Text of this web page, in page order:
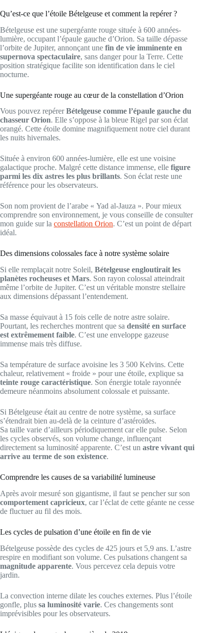
Qu’est-ce que l’étoile Bételgeuse et comment la repérer ?
Bételgeuse est une supergéante rouge située à 600 années-
lumière, occupant l’épaule gauche d’Orion. Sa taille dépasse
l’orbite de Jupiter, annonçant une fin de vie imminente en
supernova spectaculaire, sans danger pour la Terre. Cette
position stratégique facilite son identification dans le ciel
nocturne.
Une supergéante rouge au cœur de la constellation d’Orion
Vous pouvez repérerBételgeuse comme l’épaule gauche du
chasseur Orion. Elle s’oppose à la bleue Rigel par son éclat
orangé. Cette étoile domine magnifiquement notre ciel durant
les nuits hivernales.
Située à environ 600 années-lumière, elle est une voisine
galactique proche. Malgré cette distance immense, elle figure
parmi les dix astres les plus brillants. Son éclat reste une
référence pour les observateurs.
Son nom provient de l’arabe « Yad al-Jauza ». Pour mieux
comprendre son environnement, je vous conseille de consulter
mon guide sur la constellation Orion. C’est un point de départ
idéal.
Des dimensions colossales face à notre système solaire
Si elle remplaçait notre Soleil, Bételgeuse engloutirait les
planètes rocheuses et Mars. Son rayon colossal atteindrait
même l’orbite de Jupiter. C’est un véritable monstre stellaire
aux dimensions dépassant l’entendement.
Sa masse équivaut à 15 fois celle de notre astre solaire.
Pourtant, les recherches montrent que sa densité en surface
est extrêmement faible. C’est une enveloppe gazeuse
immense mais très diffuse.
Sa température de surface avoisine les 3 500 Kelvins. Cette
chaleur, relativement « froide » pour une étoile, explique sa
teinte rouge caractéristique. Son énergie totale rayonnée
demeure néanmoins absolument colossale et puissante.
Si Bételgeuse était au centre de notre système, sa surface
s’étendrait bien au-delà de la ceinture d’astéroïdes.
Sa taille varie d’ailleurs périodiquement car elle pulse. Selon
les cycles observés, son volume change, influençant
directement sa luminosité apparente. C’est un astre vivant qui
arrive au terme de son existence.
Comprendre les causes de sa variabilité lumineuse
Après avoir mesuré son gigantisme, il faut se pencher sur son
comportement capricieux, car l’éclat de cette géante ne cesse
de fluctuer au fil des mois.
Les cycles de pulsation d’une étoile en fin de vie
Bételgeuse possède des cycles de 425 jours et 5,9 ans. L’astre
respire en modifiant son volume. Ces pulsations changent sa
magnitude apparente. Vous percevez cela depuis votre
jardin.
La convection interne dilate les couches externes. Plus l’étoile
gonfle, plus sa luminosité varie. Ces changements sont
imprévisibles pour les observateurs.